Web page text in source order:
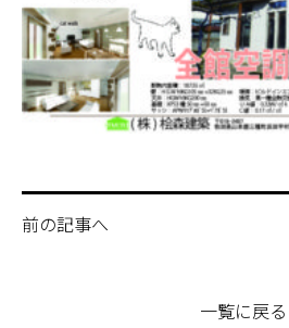
前の記事へ
一覧に戻る